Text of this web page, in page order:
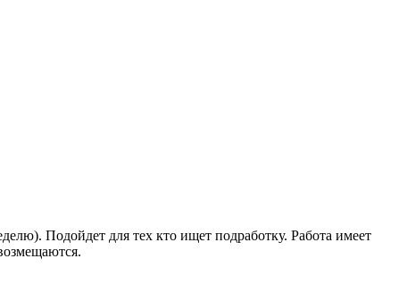
Подойдет для тех кто ищет подработку. Работа имеет